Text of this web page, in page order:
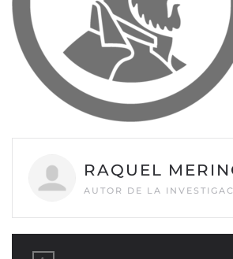
RAQUEL
AUTOR DE LA